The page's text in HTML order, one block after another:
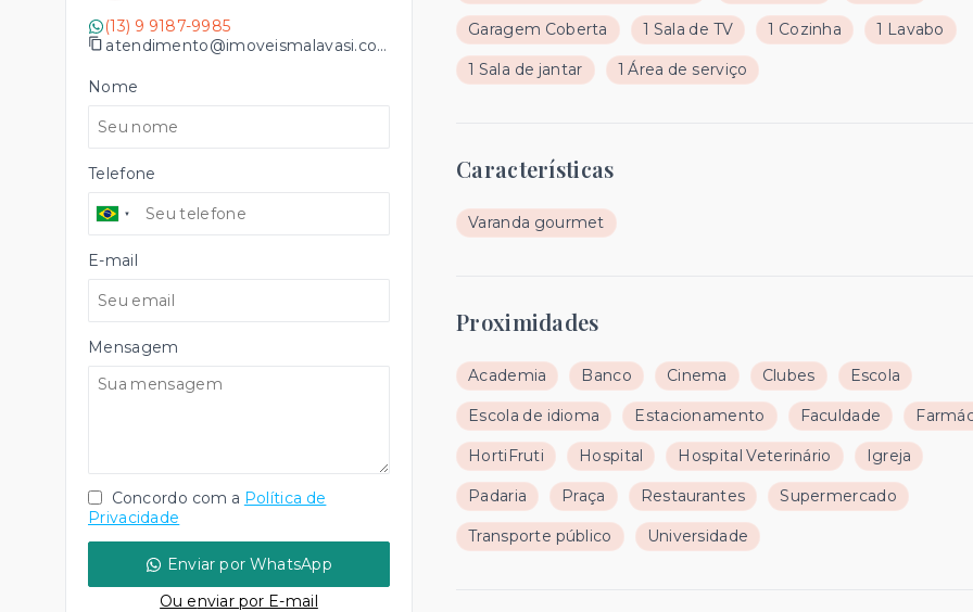
(13) 9 9187-9985
atendimento@imoveismalavasi.com.br
Nome
Telefone
E-mail
Mensagem
Concordo com a Política de
Privacidade
Enviar por WhatsApp
Ou enviar por E-mail
Garagem Coberta 1 Sala de TV 1 Cozinha 1 Lavabo
1 Sala de jantar 1 Área de serviço
Características
Varanda gourmet
Proximidades
Academia Banco Cinema Clubes Escola
Escola de idioma Estacionamento Faculdade
HortiFruti Hospital Hospital Veterinário Igreja
Padaria Praça Restaurantes Supermercado
Transporte público Universidade